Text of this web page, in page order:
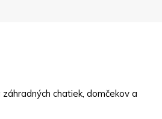
chatiek, domčekov a